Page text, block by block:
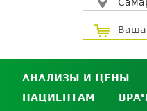
Ваша
АНАЛИЗЫ И ЦЕНЫ
Анализы и цены
ПАЦИЕНТАМ